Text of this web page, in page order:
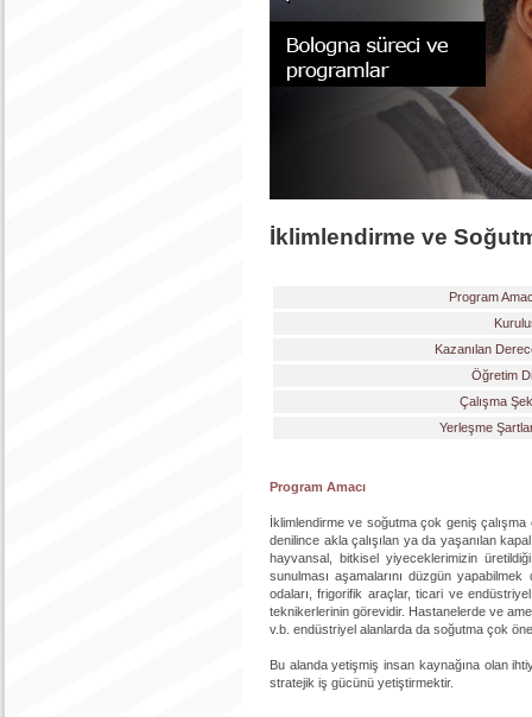
İklimlendirme ve
Program
Kazanılan
Öğretim
Çalışma
Yerleşme
Program Amacı
İklimlendirme ve soğutma çok geniş çalışma
denilince akla çalışılan ya da yaşanılan
hayvansal, bitkisel yiyeceklerimizin
sunulması aşamalarını düzgün
odaları, frigorifik araçlar, ticari ve
teknikerlerinin görevidir. Hastanelerde ve
v.b. endüstriyel alanlarda da soğutma çok
Bu alanda yetişmiş insan kaynağına olan
stratejik iş gücünü yetiştirmektir.